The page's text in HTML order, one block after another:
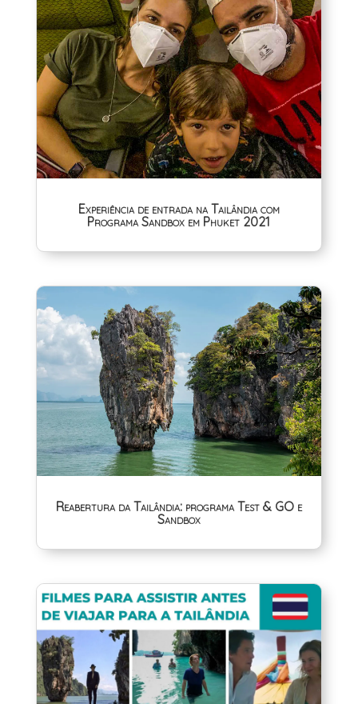
Experiência de entrada na Tailândia com
Programa Sandbox em Phuket 2021
Reabertura da Tailândia: programa Test & GO e
Sandbox